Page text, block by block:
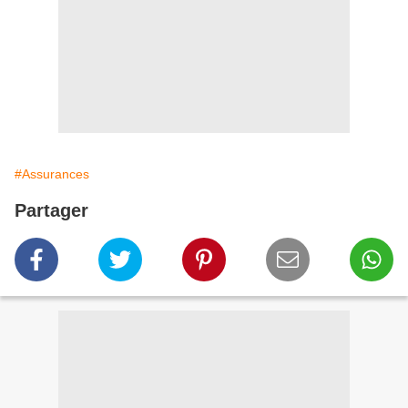
#Assurances
Partager